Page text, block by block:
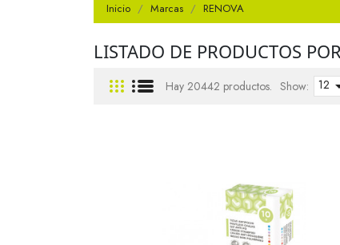
Inicio Marcas RENOVA
LISTADO DE PRODUCTOS
Hay 20442 productos. Show: 12